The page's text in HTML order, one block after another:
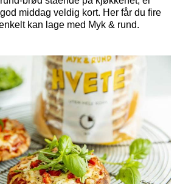
middag veldig kort. Her får du fire
kan lage med Myk & rund.